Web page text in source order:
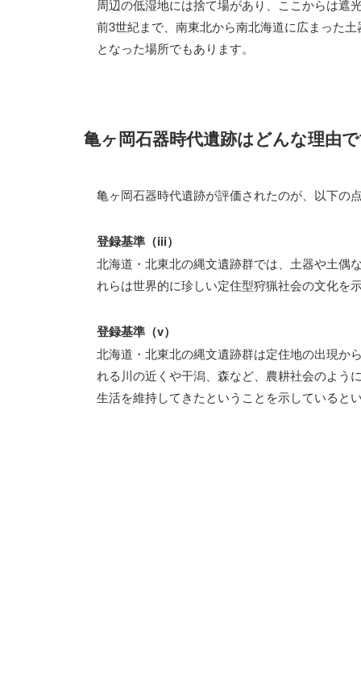
周辺の低湿地には捨て場があり、ここからは遮
前3世紀まで、南東北から南北海道に広まった
となった場所でもあります。
亀ヶ岡石器時代遺跡はどんな理由
亀ヶ岡石器時代遺跡が評価されたのが、以下の
登録基準（iii）
北海道・北東北の縄文遺跡群では、土器や土偶
れらは世界的に珍しい定住型狩猟社会の文化を
登録基準（v）
北海道・北東北の縄文遺跡群は定住地の出現か
れる川の近くや干潟、森など、農耕社会のよう
生活を維持してきたということを示していると